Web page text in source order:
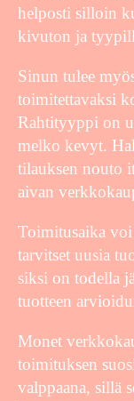
helposti silloin
kivuton ja
Sinun tulee
toimitettavaksi
Rahtityyppi on
melko kevyt.
tilauksen nouto
aivan
Toimitusaika
tarvitset uusia
siksi on todella
tuotteen
Monet
toimituksen
valppaana, sillä